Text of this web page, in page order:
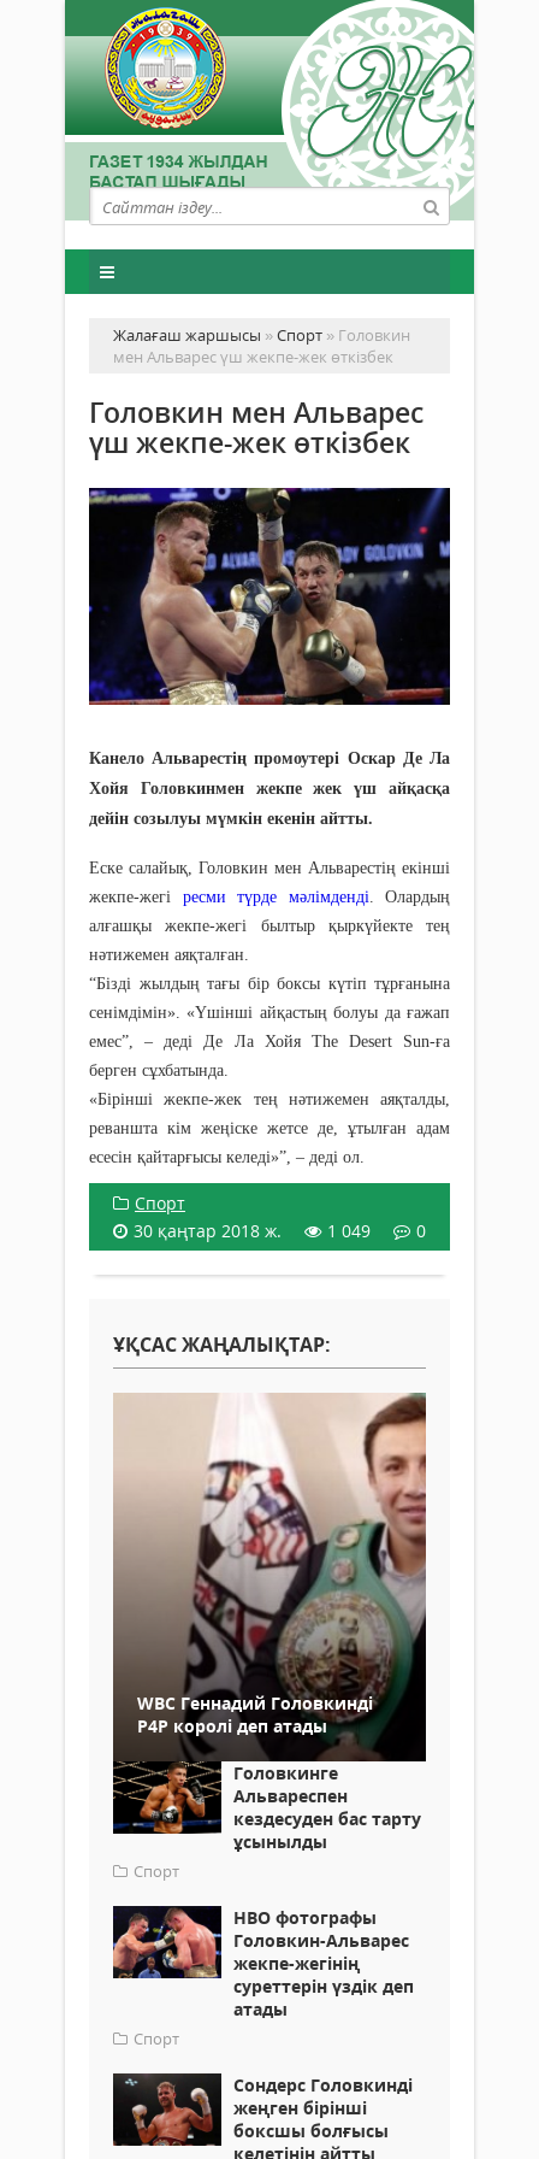
Жалағаш жаршысы »Спорт » Головкин
мен Альварес үш жекпе-жек өткізбек
Головкин мен Альварес
үш жекпе-жек өткізбек
Канело Альварестің промоутері Оскар Де Ла
Хойя Головкинмен жекпе жек үш айқасқа
дейін созылуы мүмкін екенін айтты.
Еске салайық, Головкин мен Альварестің екінші
жекпе-жегі ресми түрде мәлімденді. Олардың
алғашқы жекпе-жегі былтыр қыркүйекте тең
нәтижемен аяқталған.
“Бізді жылдың тағы бір боксы күтіп тұрғанына
сенімдімін». «Үшінші айқастың болуы да ғажап
емес”, – деді Де Ла Хойя The Desert Sun-ға
берген сұхбатында.
«Бірінші жекпе-жек тең нәтижемен аяқталды,
реваншта кім жеңіске жетсе де, ұтылған адам
есесін қайтарғысы келеді»”, – деді ол.
Спорт
30 қаңтар 2018 ж.
1 049 0
ҰҚСАС ЖАҢАЛЫҚТАР:
WBC Геннадий Головкинді
Р4Р королі деп атады
Головкинге
Альвареспен
кездесуден бас тарту
ұсынылды
Спорт
HBO фотографы
Головкин-Альварес
жекпе-жегінің
суреттерін үздік деп
атады
Спорт
Сондерс Головкинді
жеңген бірінші
боксшы болғысы
келетінін айтты